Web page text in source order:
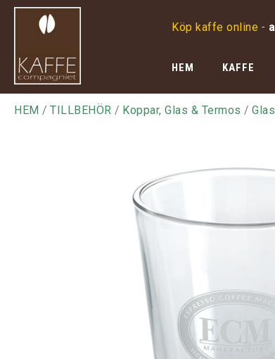
Köp kaffe online -
HEM KAFFE
HEM / TILLBEHÖR / Koppar, Glas & Termos / Glas